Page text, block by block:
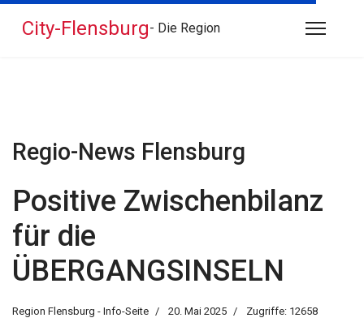
City-Flensburg- Die Region
Regio-News Flensburg
Positive Zwischenbilanz
für die
ÜBERGANGSINSELN
Region Flensburg - Info-Seite 20. Mai 2025 Zugriffe: 12658